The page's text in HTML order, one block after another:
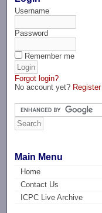
Username
Password
Remember me
Forgot login?
No account yet? Register
Main Menu
Home
Contact Us
ICPC Live Archive